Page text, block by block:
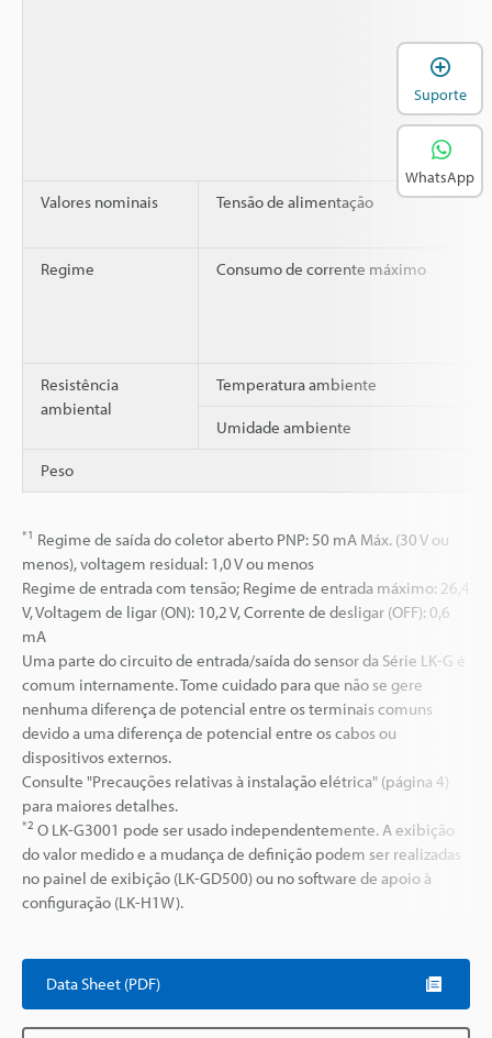
Valores nominais Tensão de alimentação
Regime Consumo de corrente máximo
Resistência
ambiental
Temperatura ambiente
Umidade ambiente
Peso
*1 Regime de saída do coletor aberto PNP: 50 mA Máx. (30 V ou
menos), voltagem residual: 1,0 V ou menos
Regime de entrada com tensão; Regime de entrada máximo: 26,4
V, Voltagem de ligar (ON): 10,2 V, Corrente de desligar (OFF): 0,6
mA
Uma parte do circuito de entrada/saída do sensor da Série LK-G é
comum internamente. Tome cuidado para que não se gere
nenhuma diferença de potencial entre os terminais comuns
devido a uma diferença de potencial entre os cabos ou
dispositivos externos.
Consulte "Precauções relativas à instalação elétrica" (página 4)
para maiores detalhes.
*2 O LK-G3001 pode ser usado independentemente. A exibição
do valor medido e a mudança de definição podem ser realizadas
no painel de exibição (LK-GD500) ou no software de apoio à
configuração (LK-H1W).
Data Sheet (PDF)
Suporte
WhatsApp